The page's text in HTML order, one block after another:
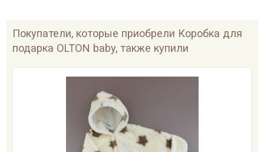
Покупатели, которые приобрели Коробка для
подарка OLTON baby, также купили